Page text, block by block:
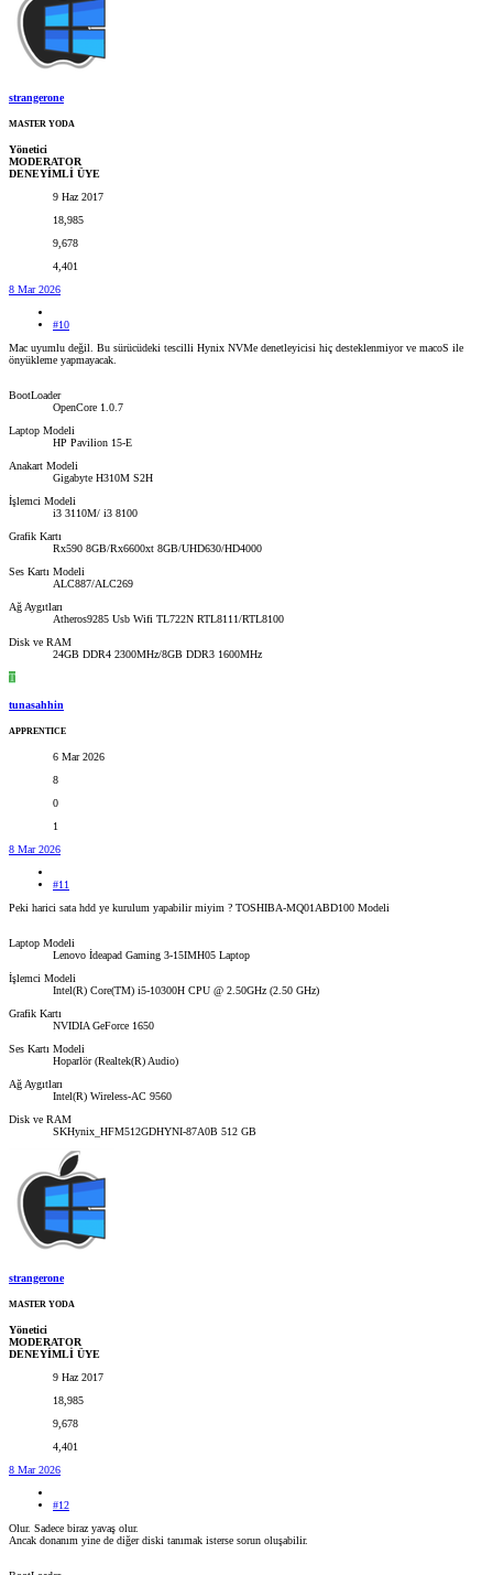
strangerone
MASTER YODA
Yönetici
MODERATOR
DENEYİMLİ ÜYE
9 Haz 2017
18,985
9,678
4,401
8 Mar 2026
#10
Mac uyumlu değil. Bu sürücüdeki tescilli Hynix NVMe denetleyicisi hiç desteklenmiyor ve macoS ile
önyükleme yapmayacak.
BootLoader
OpenCore 1.0.7
Laptop Modeli
HP Pavilion 15-E
Anakart Modeli
Gigabyte H310M S2H
İşlemci Modeli
i3 3110M/ i3 8100
Grafik Kartı
Rx590 8GB/Rx6600xt 8GB/UHD630/HD4000
Ses Kartı Modeli
ALC887/ALC269
Ağ Aygıtları
Atheros9285 Usb Wifi TL722N RTL8111/RTL8100
Disk ve RAM
24GB DDR4 2300MHz/8GB DDR3 1600MHz
T
tunasahhin
APPRENTICE
6 Mar 2026
8
0
1
8 Mar 2026
#11
Peki harici sata hdd ye kurulum yapabilir miyim ? TOSHIBA-MQ01ABD100 Modeli
Laptop Modeli
Lenovo İdeapad Gaming 3-15IMH05 Laptop
İşlemci Modeli
Intel(R) Core(TM) i5-10300H CPU @ 2.50GHz (2.50 GHz)
Grafik Kartı
NVIDIA GeForce 1650
Ses Kartı Modeli
Hoparlör (Realtek(R) Audio)
Ağ Aygıtları
Intel(R) Wireless-AC 9560
Disk ve RAM
SKHynix_HFM512GDHYNI-87A0B 512 GB
strangerone
MASTER YODA
Yönetici
MODERATOR
DENEYİMLİ ÜYE
9 Haz 2017
18,985
9,678
4,401
8 Mar 2026
#12
Olur. Sadece biraz yavaş olur.
Ancak donanım yine de diğer diski tanımak isterse sorun oluşabilir.